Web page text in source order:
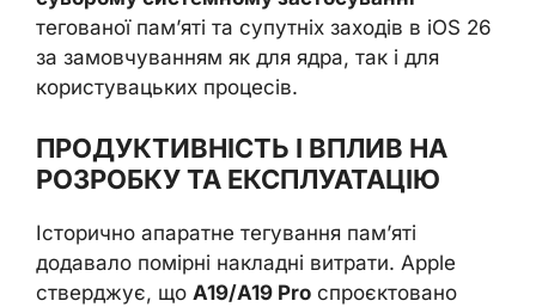
тегованої пам’яті та супутніх заходів в iOS 26
за замовчуванням як для ядра, так і для
користувацьких процесів.
ПРОДУКТИВНІСТЬ І ВПЛИВ НА
РОЗРОБКУ ТА ЕКСПЛУАТАЦІЮ
Історично апаратне тегування пам’яті
додавало помірні накладні витрати. Apple
стверджує, що A19/A19 Pro спроєктовано